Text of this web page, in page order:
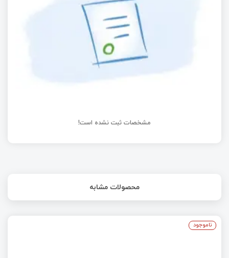
رنگ مقاومت ها را بشناسید - به همراه اپلیکیشن
اسکن حرفه ای اندروید
مشخصات ثبت نشده است!
محصولات مشابه
ناموجود